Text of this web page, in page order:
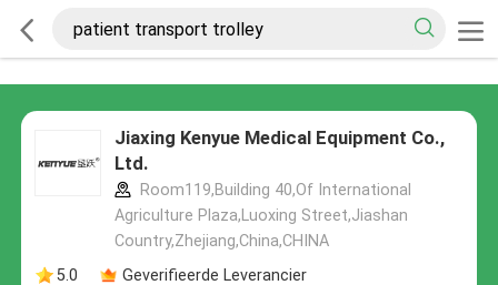
Jiaxing Kenyue Medical Equipment Co.,
Ltd.
Room119,Building 40,Of International
Agriculture Plaza,Luoxing Street,Jiashan
Country,Zhejiang,China,CHINA
5.0
Geverifieerde Leverancier